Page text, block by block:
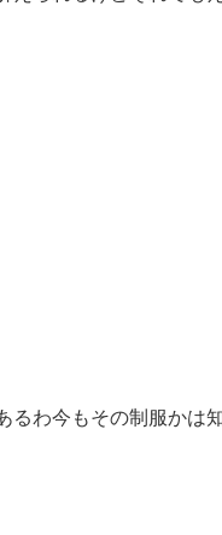
るわ今もその制服かは